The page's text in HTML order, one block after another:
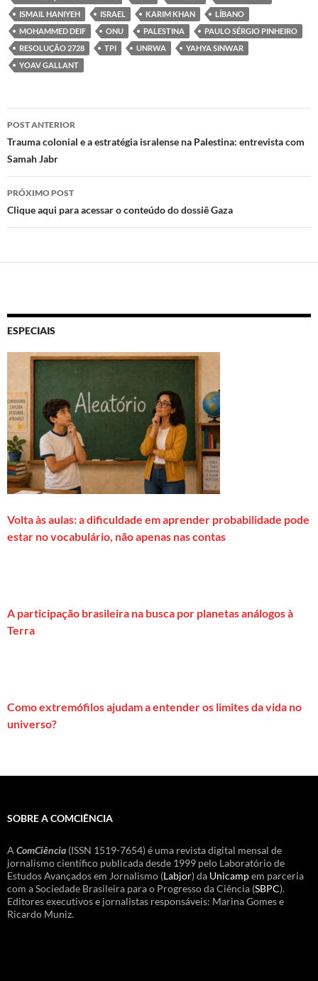
o
n
o
o
k
A
p
p
ISMAIL HANIYEH
ISRAEL KARIM KHAN
LÍBANO
MOHAMMED DEIF
ONU PALESTINA
PAULO SÉRGIO PINHEIRO
RESOLUÇÃO 2728
TPI UNRWA
YAHYA SINWAR
YOAV GALLANT
Navegação
de
posts
POST ANTERIOR
Trauma colonial e a estratégia isralense na Palestina: entrevista com
Samah Jabr
PRÓXIMO POST
Clique aqui para acessar o conteúdo do dossiê Gaza
ESPECIAIS
Volta às aulas: a dificuldade em aprender probabilidade pode
estar no vocabulário, não apenas nas contas
A participação brasileira na busca por planetas análogos à
Terra
Como extremófilos ajudam a entender os limites da vida no
universo?
SOBRE A COMCIÊNCIA
A ComCiência (ISSN 1519-7654) é uma revista digital mensal de
jornalismo científico publicada desde 1999 pelo Laboratório de
Estudos Avançados em Jornalismo (Labjor) da Unicampem parceria
com a Sociedade Brasileira para o Progresso da Ciência (SBPC).
Editores executivos e jornalistas responsáveis: Marina Gomes e
Ricardo Muniz.